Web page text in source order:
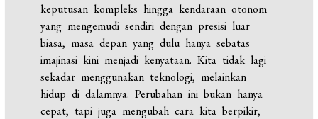
keputusan kompleks hingga kendaraan otonom
yang mengemudi sendiri dengan presisi luar
biasa, masa depan yang dulu hanya sebatas
imajinasi kini menjadi kenyataan. Kita tidak lagi
sekadar menggunakan teknologi, melainkan
hidup di dalamnya. Perubahan ini bukan hanya
cepat, tapi juga mengubah cara kita berpikir,